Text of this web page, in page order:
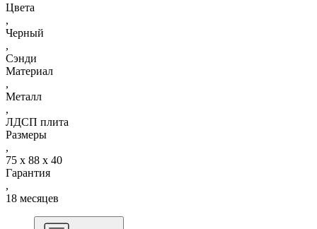
Цвета
,
Черный
,
Сэнди
Материал
,
Металл
,
ЛДСП плита
Размеры
,
75 х 88 х 40
Гарантия
,
18 месяцев